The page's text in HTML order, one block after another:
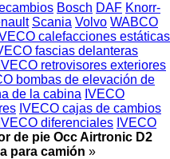
Bosch DAF Knorr-
Scania Volvo WABCO
calefacciones estáticas
fascias delanteras
IVECO retrovisores exteriores
bombas de elevación de
de la cabina IVECO
IVECO cajas de cambios
IVECO diferenciales IVECO
de pie Occ Airtronic D2
para camión »